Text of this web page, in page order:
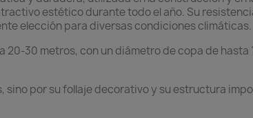
estético durante todo el año. Su
elección para diversas condiciones climáticas.
20-30 metros, con un diámetro de copa de
sino por su follaje decorativo y su estructura